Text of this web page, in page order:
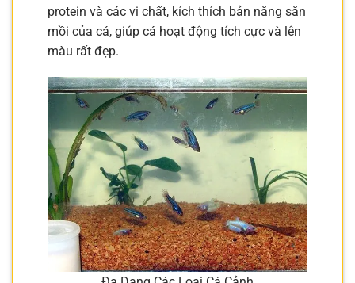
protein và các vi chất, kích thích bản năng săn
mồi của cá, giúp cá hoạt động tích cực và lên
màu rất đẹp.